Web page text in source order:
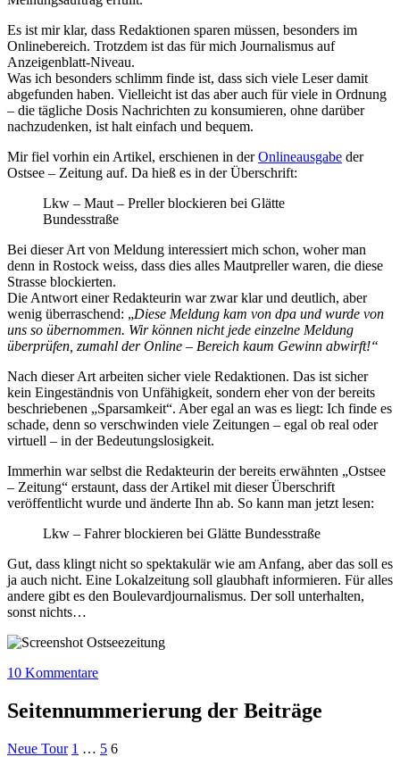
Es ist mir klar, dass Redaktionen sparen müssen, besonders im
Onlinebereich. Trotzdem ist das für mich Journalismus auf
Anzeigenblatt-Niveau.
Was ich besonders schlimm finde ist, dass sich viele Leser damit
abgefunden haben. Vielleicht ist das aber auch für viele in Ordnung
– die tägliche Dosis Nachrichten zu konsumieren, ohne darüber
nachzudenken, ist halt einfach und bequem.
Mir fiel vorhin ein Artikel, erschienen in derOnlineausgabe der
Ostsee – Zeitung auf. Da hieß es in der Überschrift:
Lkw – Maut – Preller blockieren bei Glätte
Bundesstraße
Bei dieser Art von Meldung interessiert mich schon, woher man
denn in Rostock weiss, dass dies alles Mautpreller waren, die diese
Strasse blockierten.
Die Antwort einer Redakteurin war zwar klar und deutlich, aber
wenig überraschend: „Diese Meldung kam von dpa und wurde von
uns so übernommen. Wir können nicht jede einzelne Meldung
überprüfen, zumahl der Online – Bereich kaum Gewinn abwirft!“
Nach dieser Art arbeiten sicher viele Redaktionen. Das ist sicher
kein Eingeständnis von Unfähigkeit, sondern eher von der bereits
beschriebenen „Sparsamkeit“. Aber egal an was es liegt: Ich finde es
schade, denn so verschwinden viele Zeitungen – egal ob real oder
virtuell – in der Bedeutungslosigkeit.
Immerhin war selbst die Redakteurin der bereits erwähnten „Ostsee
– Zeitung“ erstaunt, dass der Artikel mit dieser Überschrift
veröffentlicht wurde und änderte Ihn ab. So kann man jetzt lesen:
Lkw – Fahrer blockieren bei Glätte Bundesstraße
Gut, dass klingt nicht so spektakulär wie am Anfang, aber das soll es
ja auch nicht. Eine Lokalzeitung soll glaubhaft informieren. Für alles
andere gibt es den Boulevardjournalismus. Der soll unterhalten,
sonst nichts…
10 Kommentare
Seitennummerierung der Beiträge
Neue Tour 1 … 5 6